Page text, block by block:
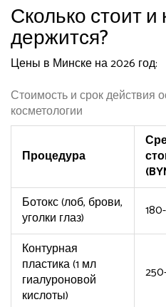
Сколько стоит и
держится?
Цены в Минске на 2026 год:
Стоимость и срок действия
косметологии
Процедура
Ботокс (лоб, брови,
уголки глаз)
Контурная
пластика (1 мл
гиалуроновой
кислоты)